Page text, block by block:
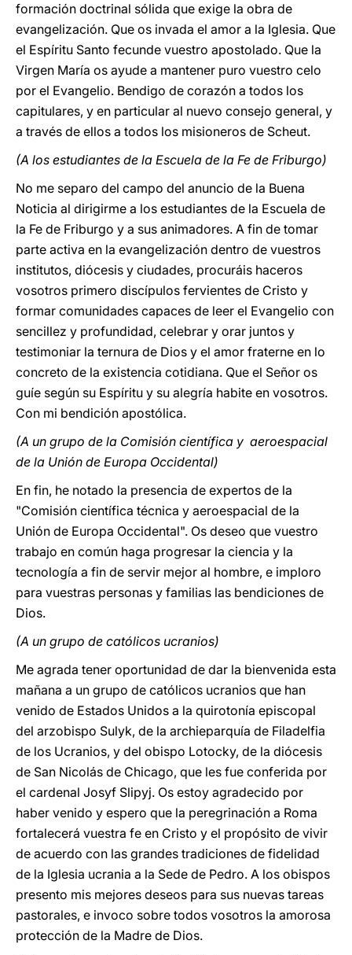
formación doctrinal sólida que exige la obra de
evangelización. Que os invada el amor a la Iglesia. Que
el Espíritu Santo fecunde vuestro apostolado. Que la
Virgen María os ayude a mantener puro vuestro celo
por el Evangelio. Bendigo de corazón a todos los
capitulares, y en particular al nuevo consejo general, y
a través de ellos a todos los misioneros de Scheut.
(A los estudiantes de la Escuela de la Fe de Friburgo)
No me separo del campo del anuncio de la Buena
Noticia al dirigirme a los estudiantes de la Escuela de
la Fe de Friburgo y a sus animadores. A fin de tomar
parte activa en la evangelización dentro de vuestros
institutos, diócesis y ciudades, procuráis haceros
vosotros primero discípulos fervientes de Cristo y
formar comunidades capaces de leer el Evangelio con
sencillez y profundidad, celebrar y orar juntos y
testimoniar la ternura de Dios y el amor fraterne en lo
concreto de la existencia cotidiana. Que el Señor os
guíe según su Espíritu y su alegría habite en vosotros.
Con mi bendición apostólica.
(A un grupo de la Comisión científica y aeroespacial
de la Unión de Europa Occidental)
En fin, he notado la presencia de expertos de la
"Comisión científica técnica y aeroespacial de la
Unión de Europa Occidental". Os deseo que vuestro
trabajo en común haga progresar la ciencia y la
tecnología a fin de servir mejor al hombre, e imploro
para vuestras personas y familias las bendiciones de
Dios.
(A un grupo de católicos ucranios)
Me agrada tener oportunidad de dar la bienvenida esta
mañana a un grupo de católicos ucranios que han
venido de Estados Unidos a la quirotonía episcopal
del arzobispo Sulyk, de la archieparquía de Filadelfia
de los Ucranios, y del obispo Lotocky, de la diócesis
de San Nicolás de Chicago, que les fue conferida por
el cardenal Josyf Slipyj. Os estoy agradecido por
haber venido y espero que la peregrinación a Roma
fortalecerá vuestra fe en Cristo y el propósito de vivir
de acuerdo con las grandes tradiciones de fidelidad
de la Iglesia ucrania a la Sede de Pedro. A los obispos
presento mis mejores deseos para sus nuevas tareas
pastorales, e invoco sobre todos vosotros la amorosa
protección de la Madre de Dios.